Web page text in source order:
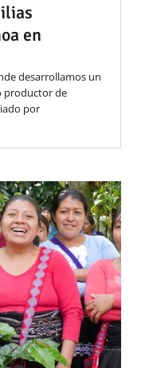
en
desarrollamos un
productor de
por